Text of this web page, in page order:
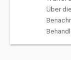
Über